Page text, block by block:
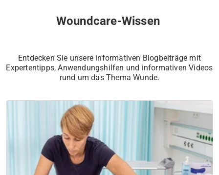
Woundcare-Wissen
Entdecken Sie unsere informativen Blogbeiträge mit
Expertentipps, Anwendungshilfen und informativen Videos
rund um das Thema Wunde.